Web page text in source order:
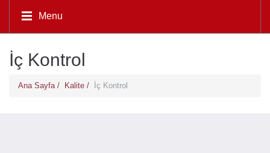
Menu
İç Kontrol
Ana Sayfa / Kalite / İç Kontrol